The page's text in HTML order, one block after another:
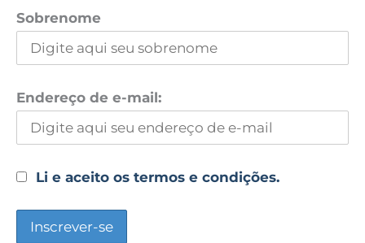
Sobrenome
Endereço de e-mail:
Li e aceito os termos e condições.